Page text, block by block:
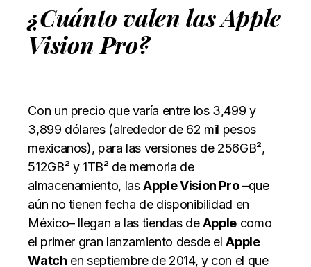
¿Cuánto valen las Apple
Vision Pro?
Con un precio que varía entre los 3,499 y
3,899 dólares (alrededor de 62 mil pesos
mexicanos), para las versiones de 256GB²,
512GB² y 1TB² de memoria de
almacenamiento, lasApple Vision Pro–que
aún no tienen fecha de disponibilidad en
México– llegan a las tiendas deApple como
el primer gran lanzamiento desde elApple
Watch en septiembre de 2014, y con el que